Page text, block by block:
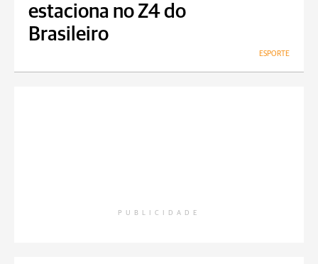
estaciona no Z4 do
Brasileiro
ESPORTE
PUBLICIDADE